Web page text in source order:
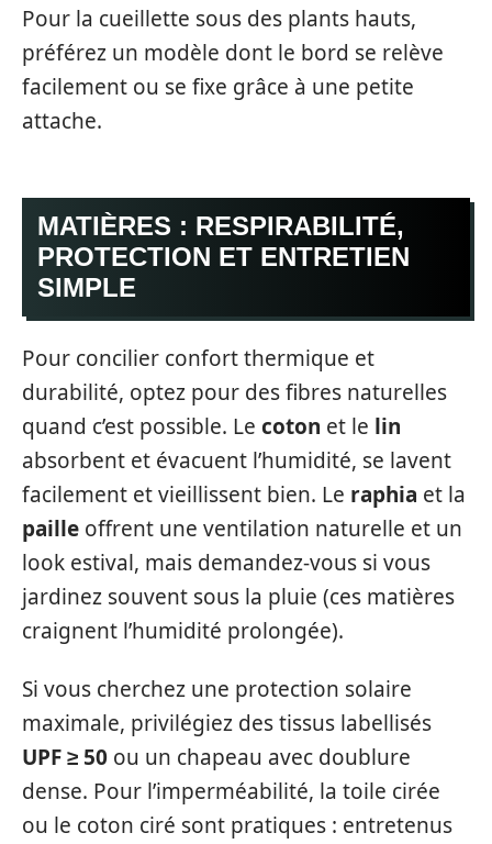
Pour la cueillette sous des plants hauts,
préférez un modèle dont le bord se relève
facilement ou se fixe grâce à une petite
attache.
MATIÈRES : RESPIRABILITÉ,
PROTECTION ET ENTRETIEN
SIMPLE
Pour concilier confort thermique et
durabilité, optez pour des fibres naturelles
quand c’est possible. Le coton et le lin
absorbent et évacuent l’humidité, se lavent
facilement et vieillissent bien. Le raphia et la
paille offrent une ventilation naturelle et un
look estival, mais demandez-vous si vous
jardinez souvent sous la pluie (ces matières
craignent l’humidité prolongée).
Si vous cherchez une protection solaire
maximale, privilégiez des tissus labellisés
UPF ≥ 50 ou un chapeau avec doublure
dense. Pour l’imperméabilité, la toile cirée
ou le coton ciré sont pratiques : entretenus